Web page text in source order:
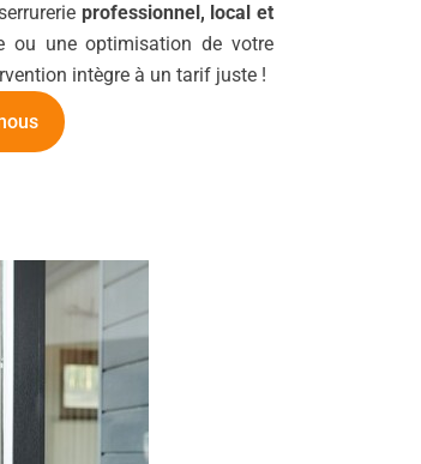
professionnel, local et
ou une optimisation de votre
intègre à un tarif juste !